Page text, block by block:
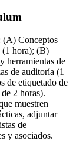
(A) Conceptos
(1 hora); (B)
herramientas de
de auditoría (1
de etiquetado de
2 horas).
muestren
adjuntar
de
y asociados.